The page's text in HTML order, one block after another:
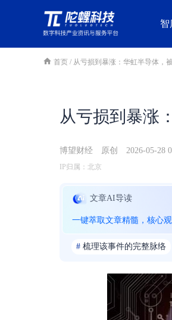
智
首页 / 从亏损到暴涨：华虹半导体，
从亏损到暴涨
博望财经 原创 2026-05-28
IP归属：北京
文章AI导读
一键萃取文章精髓，核心
# 梳理该事件的完整脉络